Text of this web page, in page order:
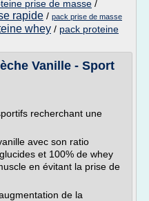
prise de masse /
rapide / pack prise de masse
whey / pack proteine
Vanille - Sport
recherchant une
avec son ratio
et 100% de whey
en évitant la prise de
de la